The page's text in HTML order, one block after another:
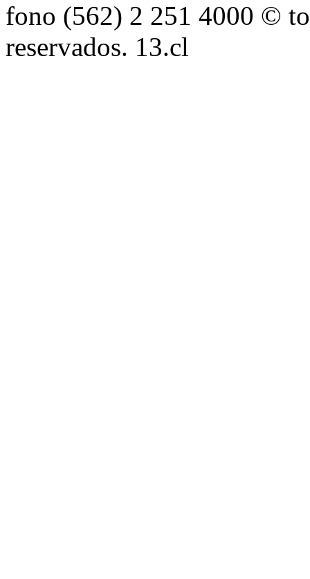
fono (562) 2 251 4000 ©
reservados. 13.cl